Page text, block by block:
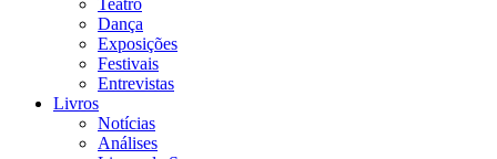
Dança
Exposições
Festivais
Entrevistas
Livros
Notícias
Análises